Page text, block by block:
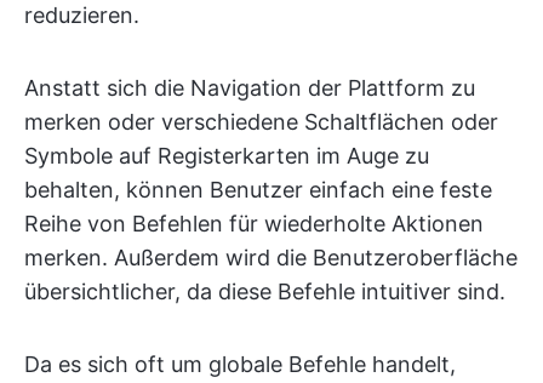
reduzieren.
Anstatt sich die Navigation der Plattform zu
merken oder verschiedene Schaltflächen oder
Symbole auf Registerkarten im Auge zu
behalten, können Benutzer einfach eine feste
Reihe von Befehlen für wiederholte Aktionen
merken. Außerdem wird die Benutzeroberfläche
übersichtlicher, da diese Befehle intuitiver sind.
Da es sich oft um globale Befehle handelt,